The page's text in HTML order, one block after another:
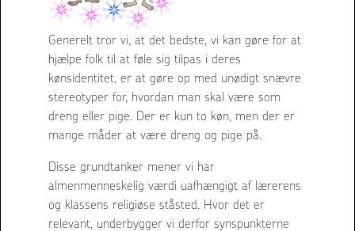
Generelt tror vi, at det bedste, vi kan gøre for at
hjælpe folk til at føle sig tilpas i deres
kønsidentitet, er at gøre op med unødigt snævre
stereotyper for, hvordan man skal være som
dreng eller pige. Der er kun to køn, men der er
mange måder at være dreng og pige på.
Disse grundtanker mener vi har
almenmenneskelig værdi uafhængigt af lærerens
og klassens religiøse ståsted. Hvor det er
relevant, underbygger vi derfor synspunkterne